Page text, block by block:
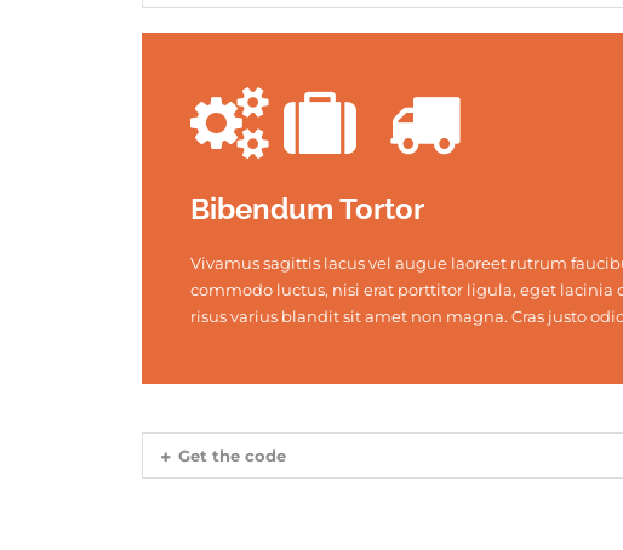
Bibendum Tortor
Vivamus sagittis lacus vel augue laoreet rutrum
commodo luctus, nisi erat porttitor ligula, eget lacinia
risus varius blandit sit amet non magna. Cras justo
Get the code